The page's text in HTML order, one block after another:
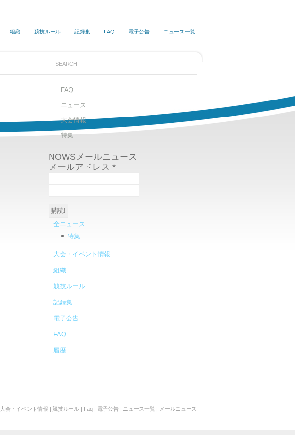
組織 競技ルール 記録集 FAQ 電子公告 ニュース一覧
FAQ
ニュース
大会情報
特集
NOWSメールニュース
メールアドレス *
全ニュース
特集
大会・イベント情報
組織
競技ルール
記録集
電子公告
FAQ
履歴
大会・イベント情報 | 競技ルール | Faq | 電子公告 | ニュース一覧 | メールニュース